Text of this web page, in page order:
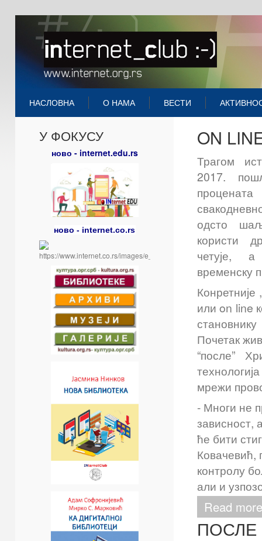
НАСЛОВНА О НАМА ВЕСТИ
У ФОКУСУ
ново - internet.edu.rs
ново - internet.co.rs
ON
Трагом
2017.
одсто
користи
четује,
временску
Конретније
или on line
Почетак
“после”
мрежи
- Многи не
зависност,
ће бити
Ковачевић,
контролу
али и
Read
ПОСЛЕ